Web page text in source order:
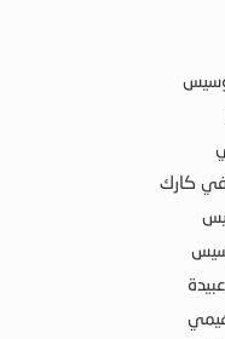
كارك